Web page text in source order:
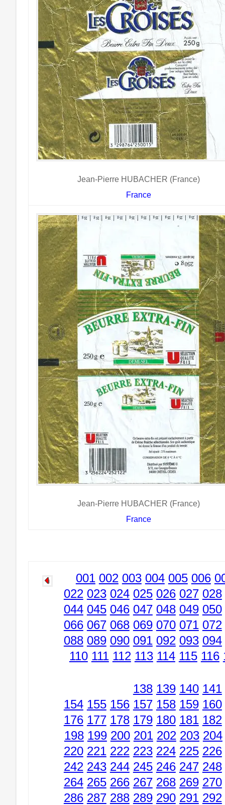
Jean-Pierre HUBACHER (France)
France
Jean-Pierre HUBACHER (France)
France
001 002 003 004 005 006
022 023 024 025 026 027 028
044 045 046 047 048 049 050
066 067 068 069 070 071 072
088 089 090 091 092 093 094
110 111 112 113 114 115 116
138 139 140 141
154 155 156 157 158 159 160
176 177 178 179 180 181 182
198 199 200 201 202 203 204
220 221 222 223 224 225 226
242 243 244 245 246 247 248
264 265 266 267 268 269 270
286 287 288 289 290 291 292